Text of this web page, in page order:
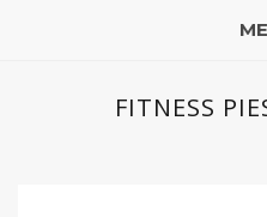
FITNESS